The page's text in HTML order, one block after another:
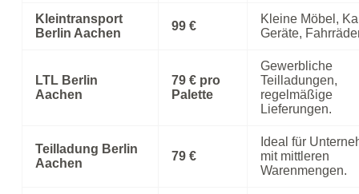
Kleintransport
Berlin Aachen
99 €
Kleine Möbel,
Geräte,
LTL Berlin
Aachen
79 € pro
Palette
Gewerbliche
Teilladungen,
regelmäßige
Lieferungen.
Teilladung Berlin
Aachen
79 €
Ideal für
mit mittleren
Warenmengen.